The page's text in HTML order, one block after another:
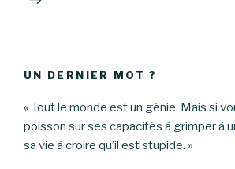
UN DERNIER MOT ?
« Tout le monde est un génie. Mais si
poisson sur ses capacités à grimper à
sa vie à croire qu’il est stupide. »